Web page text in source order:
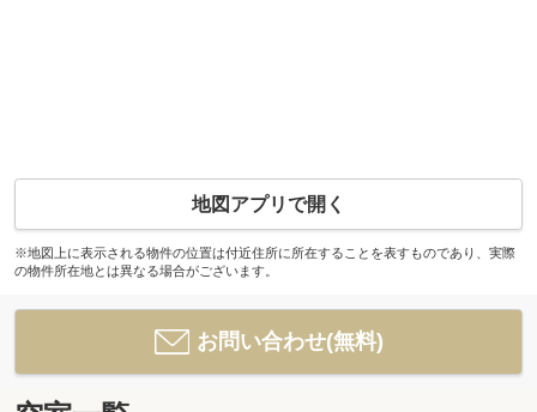
地図アプリで開く
※地図上に表示される物件の位置は付近住所に所在することを表すものであり、実際
の物件所在地とは異なる場合がございます。
お問い合わせ(無料)